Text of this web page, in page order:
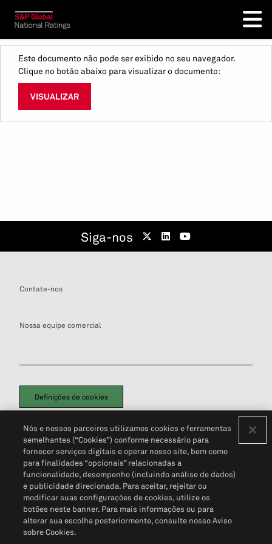
Este documento não pode ser exibido no seu navegador.
Clique no botão abaixo para visualizar o documento:
VISUALIZAR
Siga-nos
Contate-nos
Nossa equipe comercial
Definições de cookies
Política de PrivacidadePortal de privacidade do cliente (em inglês)
Não Venda Minhas Informações Pessoais© 2026 S&P Global
Nós e nossos parceiros utilizamos cookies e ferramentas
semelhantes (“Cookies”) conforme necessário para
fornecer serviços digitais e operar nosso site, bem como
para finalidades “opcionais” relacionadas a
funcionalidade, desempenho (incluindo análise de dados)
e publicidade direcionada. Para aceitar, rejeitar ou
modificar suas configurações de cookies, utilize os
botões neste banner. Para mais informações ou para
alterar sua escolha posteriormente, consulte nosso Aviso
sobre Cookies.